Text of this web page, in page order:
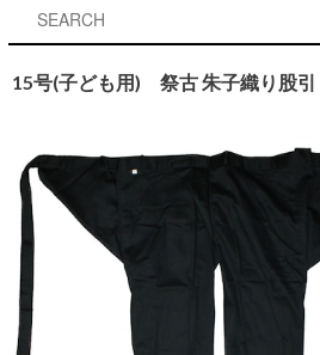
15号(子ども用) 祭古 朱子織り股引